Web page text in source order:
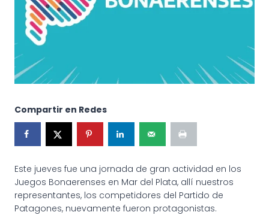
Compartir en Redes
Este jueves fue una jornada de gran actividad en los
Juegos Bonaerenses en Mar del Plata, allí nuestros
representantes, los competidores del Partido de
Patagones, nuevamente fueron protagonistas.